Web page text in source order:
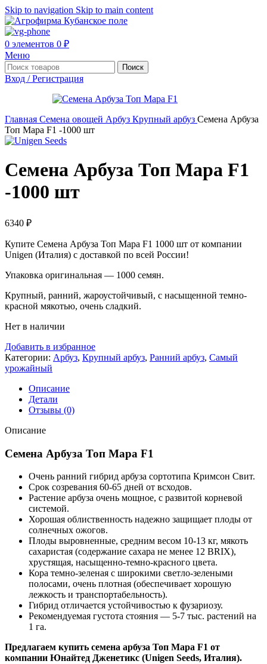
Skip to navigation Skip to main content
0 элементов 0 ₽
Меню
Поиск
Вход / Регистрация
Главная Семена овощей Арбуз Крупный арбуз Семена Арбуза
Топ Мара F1 -1000 шт
Семена Арбуза Топ Мара F1
-1000 шт
6340 ₽
Купите Семена Арбуза Топ Мара F1 1000 шт от компании
Unigen (Италия) с доставкой по всей России!
Упаковка оригинальная — 1000 семян.
Крупный, ранний, жароустойчивый, с насыщенной темно-
красной мякотью, очень сладкий.
Нет в наличии
Добавить в избранное
Категории: Арбуз, Крупный арбуз, Ранний арбуз, Самый
урожайный
Описание
Детали
Отзывы (0)
Описание
Семена Арбуза Топ Мара F1
Очень ранний гибрид арбуза сортотипа Кримсон Свит.
Срок созревания 60-65 дней от всходов.
Растение арбуза очень мощное, с развитой корневой
системой.
Хорошая облиственность надежно защищает плоды от
солнечных ожогов.
Плоды выровненные, средним весом 10-13 кг, мякоть
сахаристая (содержание сахара не менее 12 BRIX),
хрустящая, насыщенно-темно-красного цвета.
Кора темно-зеленая с широкими светло-зелеными
полосами, очень плотная (обеспечивает хорошую
лежкость и транспортабельность).
Гибрид отличается устойчивостью к фузариозу.
Рекомендуемая густота стояния — 5-7 тыс. растений на
1 га.
Предлагаем купить семена арбуза Топ Мара F1 от
компании Юнайтед Дженетикс (Unigen Seeds, Италия).